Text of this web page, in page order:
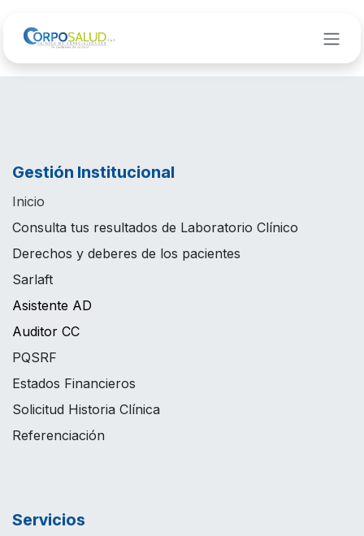
Gestión Institucional
Inicio
Consulta tus resultados de Laboratorio Clínico
Derechos y deberes de los pacientes
Sarlaft
Asistente AD
Auditor CC
PQSRF
Estados Financieros
Solicitud Historia Clínica
Referenciación
Servicios